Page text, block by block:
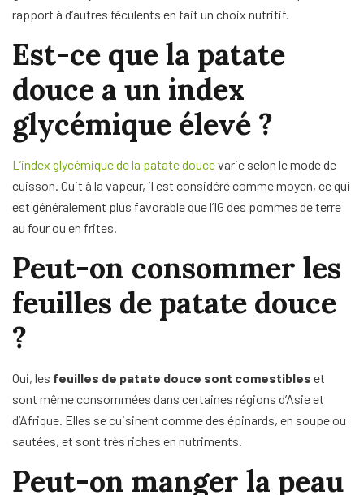
rapport à d’autres féculents en fait un choix nutritif.
Est-ce que la patate
douce a un index
glycémique élevé ?
L’index glycémique de la patate doucevarie selon le mode de
cuisson. Cuit à la vapeur, il est considéré comme moyen, ce qui
est généralement plus favorable que l’IG des pommes de terre
au four ou en frites.
Peut-on consommer les
feuilles de patate douce
?
Oui, les feuilles de patate douce sont comestibles et
sont même consommées dans certaines régions d’Asie et
d’Afrique. Elles se cuisinent comme des épinards, en soupe ou
sautées, et sont très riches en nutriments.
Peut-on manger la peau